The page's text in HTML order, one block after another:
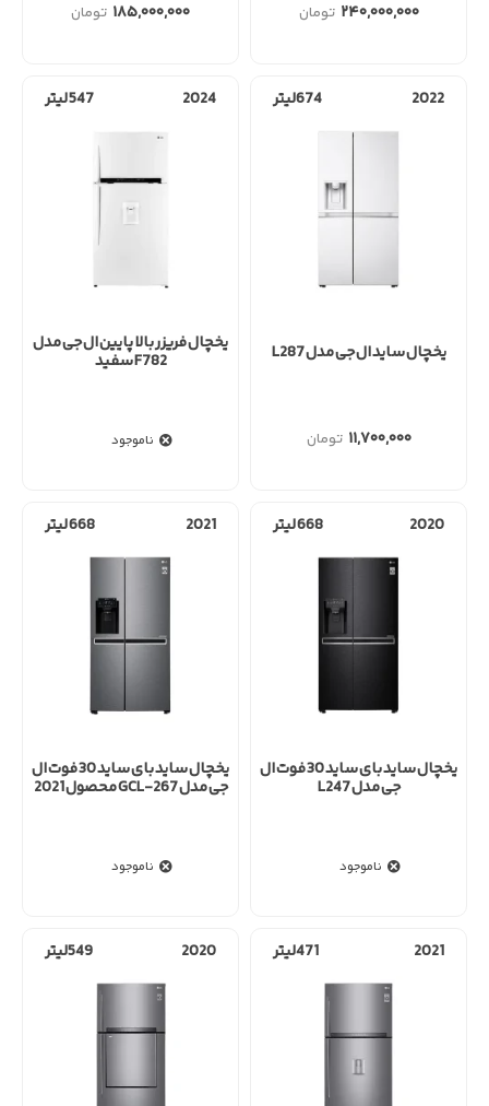
۲۴۰,۰۰۰,۰۰۰ ۱۸۵,۰۰۰,۰۰۰
یخچال ساید ال جی مدل L287
۱۱,۷۰۰,۰۰۰
2022 674لیتر
یخچال فریزر بالا پایین ال جی مدل
F782 سفید
ناموجود
2024 547 لیتر
یخچال ساید بای ساید 30 فوت ال
جی مدل L247
ناموجود
2020 668 لیتر
یخچال ساید بای ساید 30 فوت ال
جی مدل GCL-267 محصول 2021
ناموجود
2021 668 لیتر
2021 471لیتر 2020 549لیتر